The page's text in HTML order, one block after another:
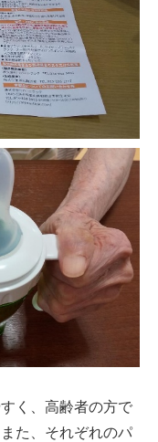
く、高齢者の方で
た、それぞれのパ